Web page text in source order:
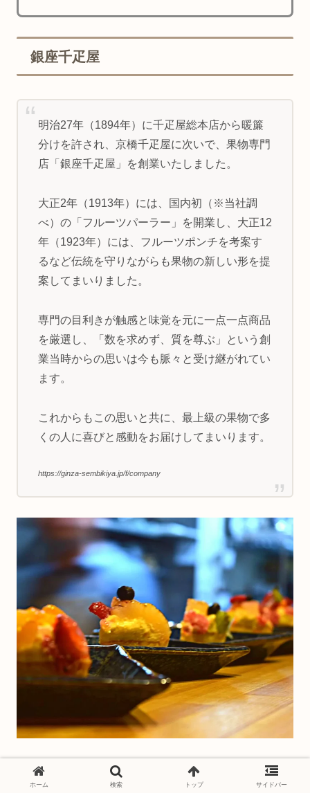
銀座千疋屋
明治27年（1894年）に千疋屋総本店から暖簾
分けを許され、京橋千疋屋に次いで、果物専門
店「銀座千疋屋」を創業いたしました。
大正2年（1913年）には、国内初（※当社調
べ）の「フルーツパーラー」を開業し、大正12
年（1923年）には、フルーツポンチを考案す
るなど伝統を守りながらも果物の新しい形を提
案してまいりました。
専門の目利きが触感と味覚を元に一点一点商品
を厳選し、「数を求めず、質を尊ぶ」という創
業当時からの思いは今も脈々と受け継がれてい
ます。
これからもこの思いと共に、最上級の果物で多
くの人に喜びと感動をお届けしてまいります。
https://ginza-sembikiya.jp/f/company
クリスマスにサプライズ計画を起ててる全てのロマンテ
ィストに！
ホーム 検索 トップ サイドバー